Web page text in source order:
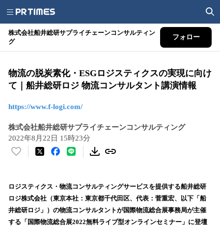
株式会社船井総研サプライチェーンコンサルティン
グ
フォロー
物流の脱炭素化・ESGロジスティクスの実現に向け
て｜船井総研ロジ 物流コンサルタント講演情報
https://www.f-logi.com/
株式会社船井総研サプライチェーンコンサルティング
2022年8月22日 15時23分
い
！
数
を
読
ロジスティクス・物流コンサルティングサービスを提供する船井総研
ロジ株式会社（東京本社：東京都千代田区、代表：菅重宏、以下「船
井総研ロジ」）の物流コンサルタントが国際物流総合展事務局が主催
する「国際物流総合展2022無料ライブ型オンラインセミナー」に登壇